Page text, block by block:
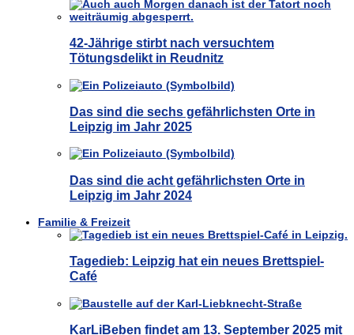
42-Jährige stirbt nach versuchtem
Tötungsdelikt in Reudnitz
Das sind die sechs gefährlichsten Orte in
Leipzig im Jahr 2025
Das sind die acht gefährlichsten Orte in
Leipzig im Jahr 2024
Familie & Freizeit
Tagedieb: Leipzig hat ein neues Brettspiel-
Café
KarLiBeben findet am 13. September 2025 mit